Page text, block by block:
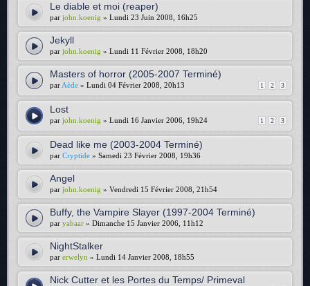
Le diable et moi (reaper)
par john.koenig » Lundi 23 Juin 2008, 16h25
Jekyll
par john.koenig » Lundi 11 Février 2008, 18h20
Masters of horror (2005-2007 Terminé)
1 2 3
par Aède » Lundi 04 Février 2008, 20h13
Lost
1 2 3
par john.koenig » Lundi 16 Janvier 2006, 19h24
Dead like me (2003-2004 Terminé)
par Cryptide » Samedi 23 Février 2008, 19h36
Angel
par john.koenig » Vendredi 15 Février 2008, 21h54
Buffy, the Vampire Slayer (1997-2004 Terminé)
par yabaar » Dimanche 15 Janvier 2006, 11h12
NightStalker
par erwelyn » Lundi 14 Janvier 2008, 18h55
Nick Cutter et les Portes du Temps/ Primeval